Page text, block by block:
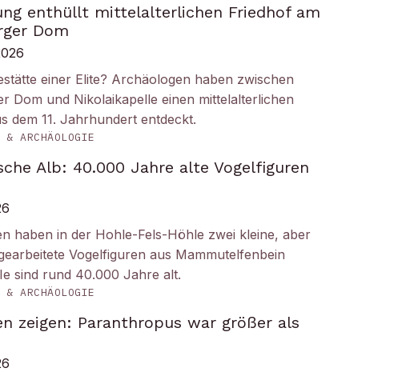
enthüllt mittelalterlichen Friedhof am
Dom
einer Elite? Archäologen haben zwischen
Dom und Nikolaikapelle einen mittelalterlichen
dem 11. Jahrhundert entdeckt.
& ARCHÄOLOGIE
Alb: 40.000 Jahre alte Vogelfiguren
haben in der Hohle-Fels-Höhle zwei kleine, aber
Vogelfiguren aus Mammutelfenbein
sind rund 40.000 Jahre alt.
& ARCHÄOLOGIE
zeigen: Paranthropus war größer als